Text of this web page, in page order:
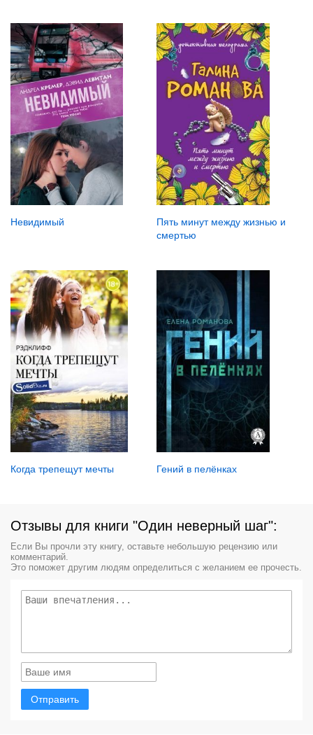
Невидимый
Пять минут между жизнью и
смертью
Когда трепещут мечты Гений в пелёнках
Отзывы для книги "Один неверный шаг":
Если Вы прочли эту книгу, оставьте небольшую рецензию или
комментарий.
Это поможет другим людям определиться с желанием ее прочесть.
Отправить